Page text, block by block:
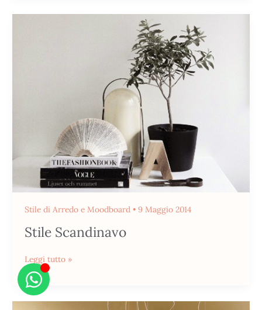
Stile di Arredo e Moodboard• 9 Maggio 2014
Stile Scandinavo
Leggi tutto »